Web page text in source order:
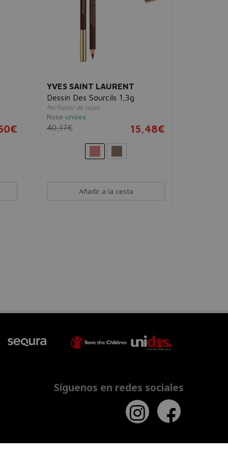
YVES SAINT LAURENT
Dessin Des Sourcils 1,3g
Perfilador de cejas
Rose unisex
40,17€ 15,48€
Añadir a la cesta
Síguenos en redes sociales